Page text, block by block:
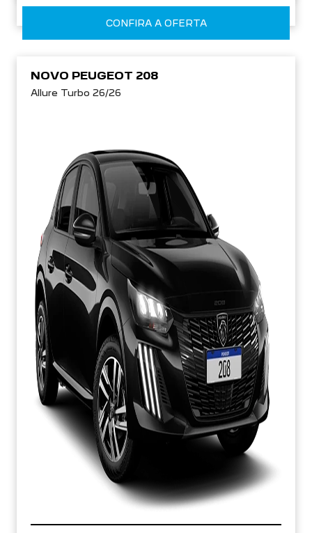
CONFIRA A OFERTA
NOVO PEUGEOT 208
Allure Turbo 26/26